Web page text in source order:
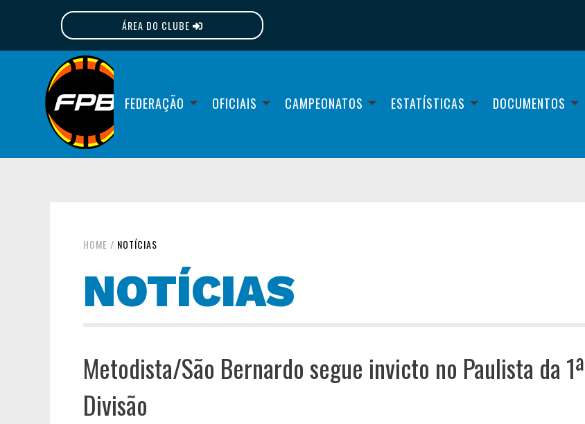
ÁREA DO CLUBE
FEDERAÇÃO OFICIAIS CAMPEONATOS ESTATÍSTICAS DOCUMENTOS
HOME / NOTÍCIAS
NOTÍCIAS
Metodista/São Bernardo segue invicto no Paulista da 1ª
Divisão